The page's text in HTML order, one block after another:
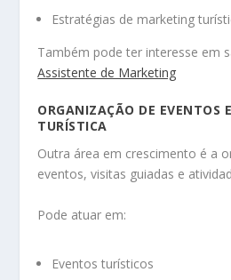
Estratégias de marketing
Também pode ter interesse em
Assistente de Marketing
ORGANIZAÇÃO DE EVENTOS
TURÍSTICA
Outra área em crescimento é a
eventos, visitas guiadas e
Pode atuar em:
Eventos turísticos